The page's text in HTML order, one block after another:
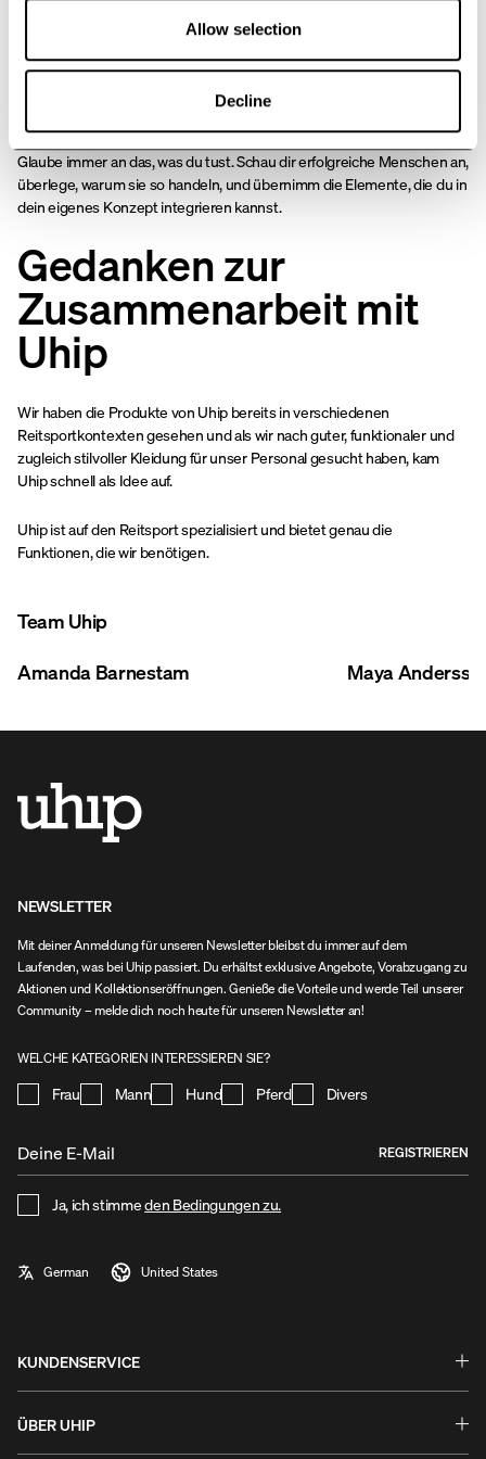
Allow selection
Decline
Beste Tipps für eine
Karriere im
Trabrennsport
Glaube immer an das, was du tust. Schau dir erfolgreiche Menschen an,
überlege, warum sie so handeln, und übernimm die Elemente, die du in
dein eigenes Konzept integrieren kannst.
Gedanken zur
Zusammenarbeit mit
Uhip
Wir haben die Produkte von Uhip bereits in verschiedenen
Reitsportkontexten gesehen und als wir nach guter, funktionaler und
zugleich stilvoller Kleidung für unser Personal gesucht haben, kam
Uhip schnell als Idee auf.
Uhip ist auf den Reitsport spezialisiert und bietet genau die
Funktionen, die wir benötigen.
Team Uhip
Amanda Barnestam
Maya
NEWSLETTER
Mit deiner Anmeldung für unseren Newsletter bleibst du immer auf dem
Laufenden, was bei Uhip passiert. Du erhältst exklusive Angebote, Vorabzugang zu
Aktionen und Kollektionseröffnungen. Genieße die Vorteile und werde Teil unserer
Community – melde dich noch heute für unseren Newsletter an!
WELCHE KATEGORIEN INTERESSIEREN SIE?
Frau Mann Hund Pferd Divers
REGISTRIEREN
Ja, ich stimmeden Bedingungen zu.
KUNDENSERVICE
Fragen & Antworten
Umtausch & Rückgabe
ÜBER UHIP
Stories